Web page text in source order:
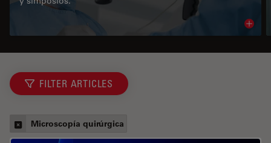
FILTER ARTICLES
Microscopía quirúrgica